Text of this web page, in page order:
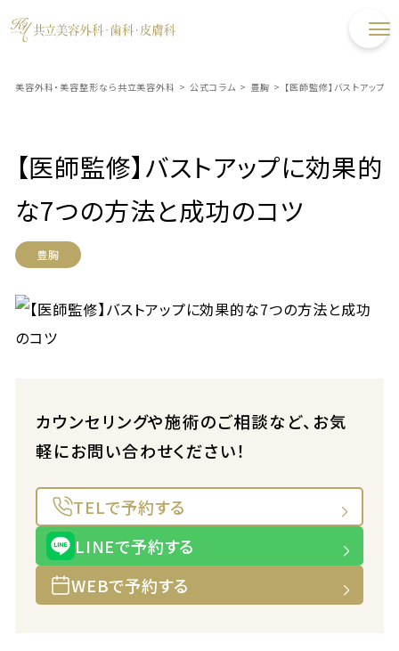
美容外科・美容整形なら共立美容外科 > 公式コラム > 豊胸 > 【医師監修】バストアップ
【医師監修】バストアップに効果的
な7つの方法と成功のコツ
豊胸
カウンセリングや施術のご相談など、お気
軽にお問い合わせください！
TELで予約する
LINEで予約する
WEBで予約する